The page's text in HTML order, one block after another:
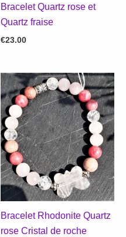
Bracelet Quartz rose et
Quartz fraise
€23.00
Bracelet Rhodonite Quartz
rose Cristal de roche